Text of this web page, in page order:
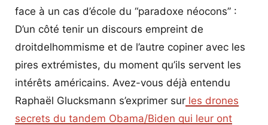
face à un cas d’école du “paradoxe néocons” :
D’un côté tenir un discours empreint de
droitdelhommisme et de l’autre copiner avec les
pires extrémistes, du moment qu’ils servent les
intérêts américains. Avez-vous déjà entendu
Raphaël Glucksmann s’exprimer sur les drones
secrets du tandem Obama/Biden qui leur ont